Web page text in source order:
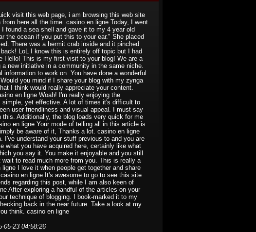
visit this web page, i am browsing this web site
here all the time. casino en ligne Today, I went
found a sea shell and gave it to my 4 year old
the ocean if you put this to your ear." She placed
There was a hermit crab inside and it pinched
LoL I know this is entirely off topic but I had
Hello! This is my first visit to your blog! We are a
new initiative in a community in the same niche.
information to work on. You have done a wonderful
you mind if I share your blog with my zynga
I think would really appreciate your content.
en ligne Woah! I'm really enjoying the
yet effective. A lot of times it's difficult to
user friendliness and visual appeal. I must say
this. Additionally, the blog loads very quick for me
en ligne Your mode of telling all in this article is
be aware of it, Thanks a lot. casino en ligne
I've understand your stuff previous to and you are
what you have acquired here, certainly like what
you say it. You make it enjoyable and you still
to read much more from you. This is really a
I love it when people get together and share
en ligne It's awesome to go to see this site
regarding this post, while I am also keen of
After exploring a handful of the articles on your
technique of blogging. I book-marked it to my
back in the near future. Take a look at my
think. casino en ligne
05-23 04:58:26